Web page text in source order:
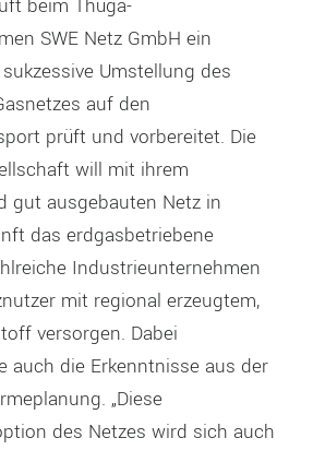
beim Thüga-
SWE Netz GmbH ein
Umstellung des
auf den
prüft und vorbereitet. Die
will mit ihrem
gut ausgebauten Netz in
das erdgasbetriebene
Industrieunternehmen
mit regional erzeugtem,
versorgen. Dabei
auch die Erkenntnisse aus der
„Diese
des Netzes wird sich auch